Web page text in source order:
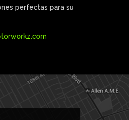
perfectas para su